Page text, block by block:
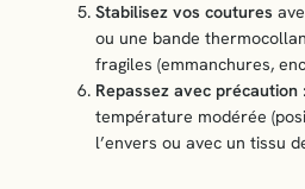
Stabilisez vos coutures
ou une bande
fragiles (emmanchures,
Repassez avec précaution
température modérée
l’envers ou avec un tissu